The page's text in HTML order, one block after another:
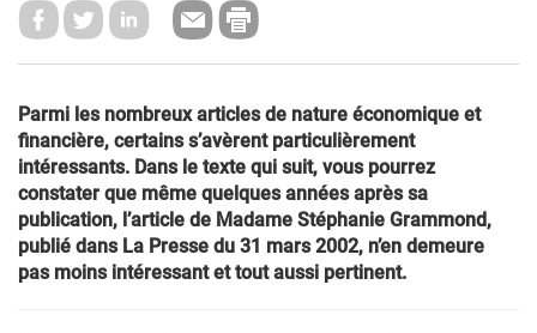
Parmi les nombreux articles de nature économique et
financière, certains s’avèrent particulièrement
intéressants. Dans le texte qui suit, vous pourrez
constater que même quelques années après sa
publication, l’article de Madame Stéphanie Grammond,
publié dans La Presse du 31 mars 2002, n’en demeure
pas moins intéressant et tout aussi pertinent.